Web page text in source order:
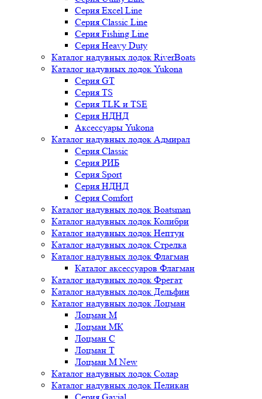
Серия Excel Line
Серия Classic Line
Серия Fishing Line
Серия Heavy Duty
Каталог надувных лодок RiverBoats
Каталог надувных лодок Yukona
Серия GT
Серия TS
Серия TLK и TSE
Серия НДНД
Аксессуары Yukona
Каталог надувных лодок Адмирал
Серия Classic
Серия РИБ
Серия Sport
Серия НДНД
Серия Comfort
Каталог надувных лодок Boatsman
Каталог надувных лодок Колибри
Каталог надувных лодок Нептун
Каталог надувных лодок Стрелка
Каталог надувных лодок Флагман
Каталог аксессуаров Флагман
Каталог надувных лодок Фрегат
Каталог надувных лодок Дельфин
Каталог надувных лодок Лоцман
Лоцман М
Лоцман МК
Лоцман С
Лоцман Т
Лоцман М New
Каталог надувных лодок Солар
Каталог надувных лодок Пеликан